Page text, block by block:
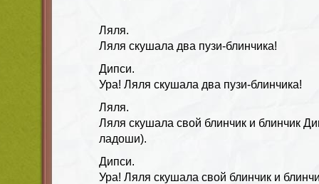
Ляля.
Ляля скушала два пузи-блинчика!
Дипси.
Ура! Ляля скушала два пузи-блинчика!
Ляля.
Ляля скушала свой блинчик и блинчик
ладоши).
Дипси.
Ура! Ляля скушала свой блинчик и